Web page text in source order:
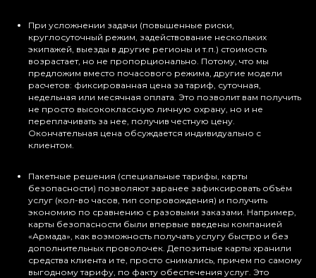
При усложнении задачи (повышенные риски,
круглосуточный режим, задействование нескольких
экипажей, выезды в другие регионы и т.п.) стоимость
возрастает, но не пропорционально. Потому, что мы
предложим вместо почасового режима, другие модели
расчетов: фиксированная цена за тариф, суточная,
недельная или месячная оплата. Это позволит вам получить
не просто высококлассную личную охрану, но и не
переплачивать за нее, получив честную цену.
Окончательная цена обсуждается индивидуально с
клиентом.
Пакетные решения (специальные тарифы, карты
безопасности) позволяют заранее зафиксировать объём
услуг (кол-во часов, тип сопровождения) и получить
экономию по сравнению с разовыми заказами. Например,
карты безопасности были впервые введены компанией
«Армада», как возможность получать услугу быстро и без
дополнительных проволочек. Депозитные карты хранили
средства клиента и те, просто снимались, причем по самому
выгодному тарифу, по факту обеспечения услуг. Это